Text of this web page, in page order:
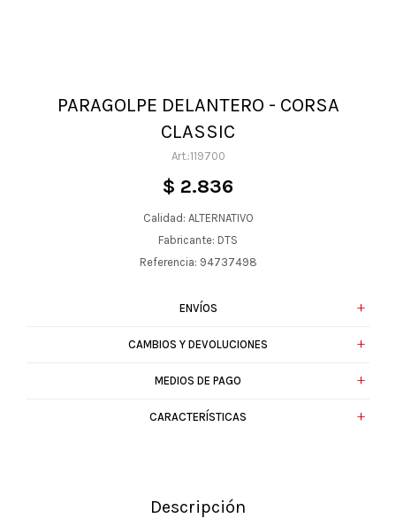
PARAGOLPE DELANTERO - CORSA
CLASSIC
119700
$ 2.836
Calidad: ALTERNATIVO
Fabricante: DTS
Referencia: 94737498
ENVÍOS
CAMBIOS Y DEVOLUCIONES
MEDIOS DE PAGO
CARACTERÍSTICAS
Descripción